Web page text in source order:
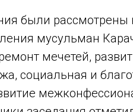
были
мусульман
мечетей,
социальная и